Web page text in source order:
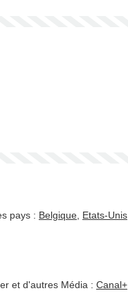
pays : Belgique Etats-Unis
et d'autres Média : Canal+